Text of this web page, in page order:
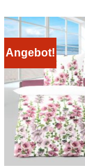
Angebot!